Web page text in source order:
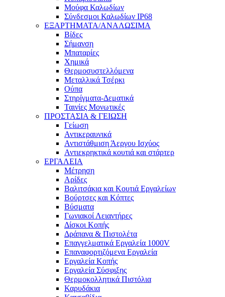
Μούφα Καλωδίων
Σύνδεσμοι Καλωδίων IP68
ΕΞΑΡΤΗΜΑΤΑ/ΑΝΑΛΩΣΙΜΑ
Βίδες
Σήμανση
Μπαταρίες
Χημικά
Θερμοσυστελλόμενα
Μεταλλικά Τσέρκι
Ούπα
Στηρίγματα-Δεματικά
Ταινίες Μονωτικές
ΠΡΟΣΤΑΣΙΑ & ΓΕΙΩΣΗ
Γείωση
Αντικεραυνικά
Αντιστάθμιση Άεργου Ισχύος
Αντιεκρηκτικά κουτιά και στάρτερ
ΕΡΓΑΛΕΙΑ
Μέτρηση
Αρίδες
Βαλιτσάκια και Κουτιά Εργαλείων
Βούρτσες και Κόπτες
Βύσματα
Γωνιακοί Λειαντήρες
Δίσκοι Κοπής
Δράπανα & Πιστολέτα
Επαγγελματικά Εργαλεία 1000V
Επαναφορτιζόμενα Εργαλεία
Εργαλεία Κοπής
Εργαλεία Σύσφιξης
Θερμοκολλητικά Πιστόλια
Καρυδάκια